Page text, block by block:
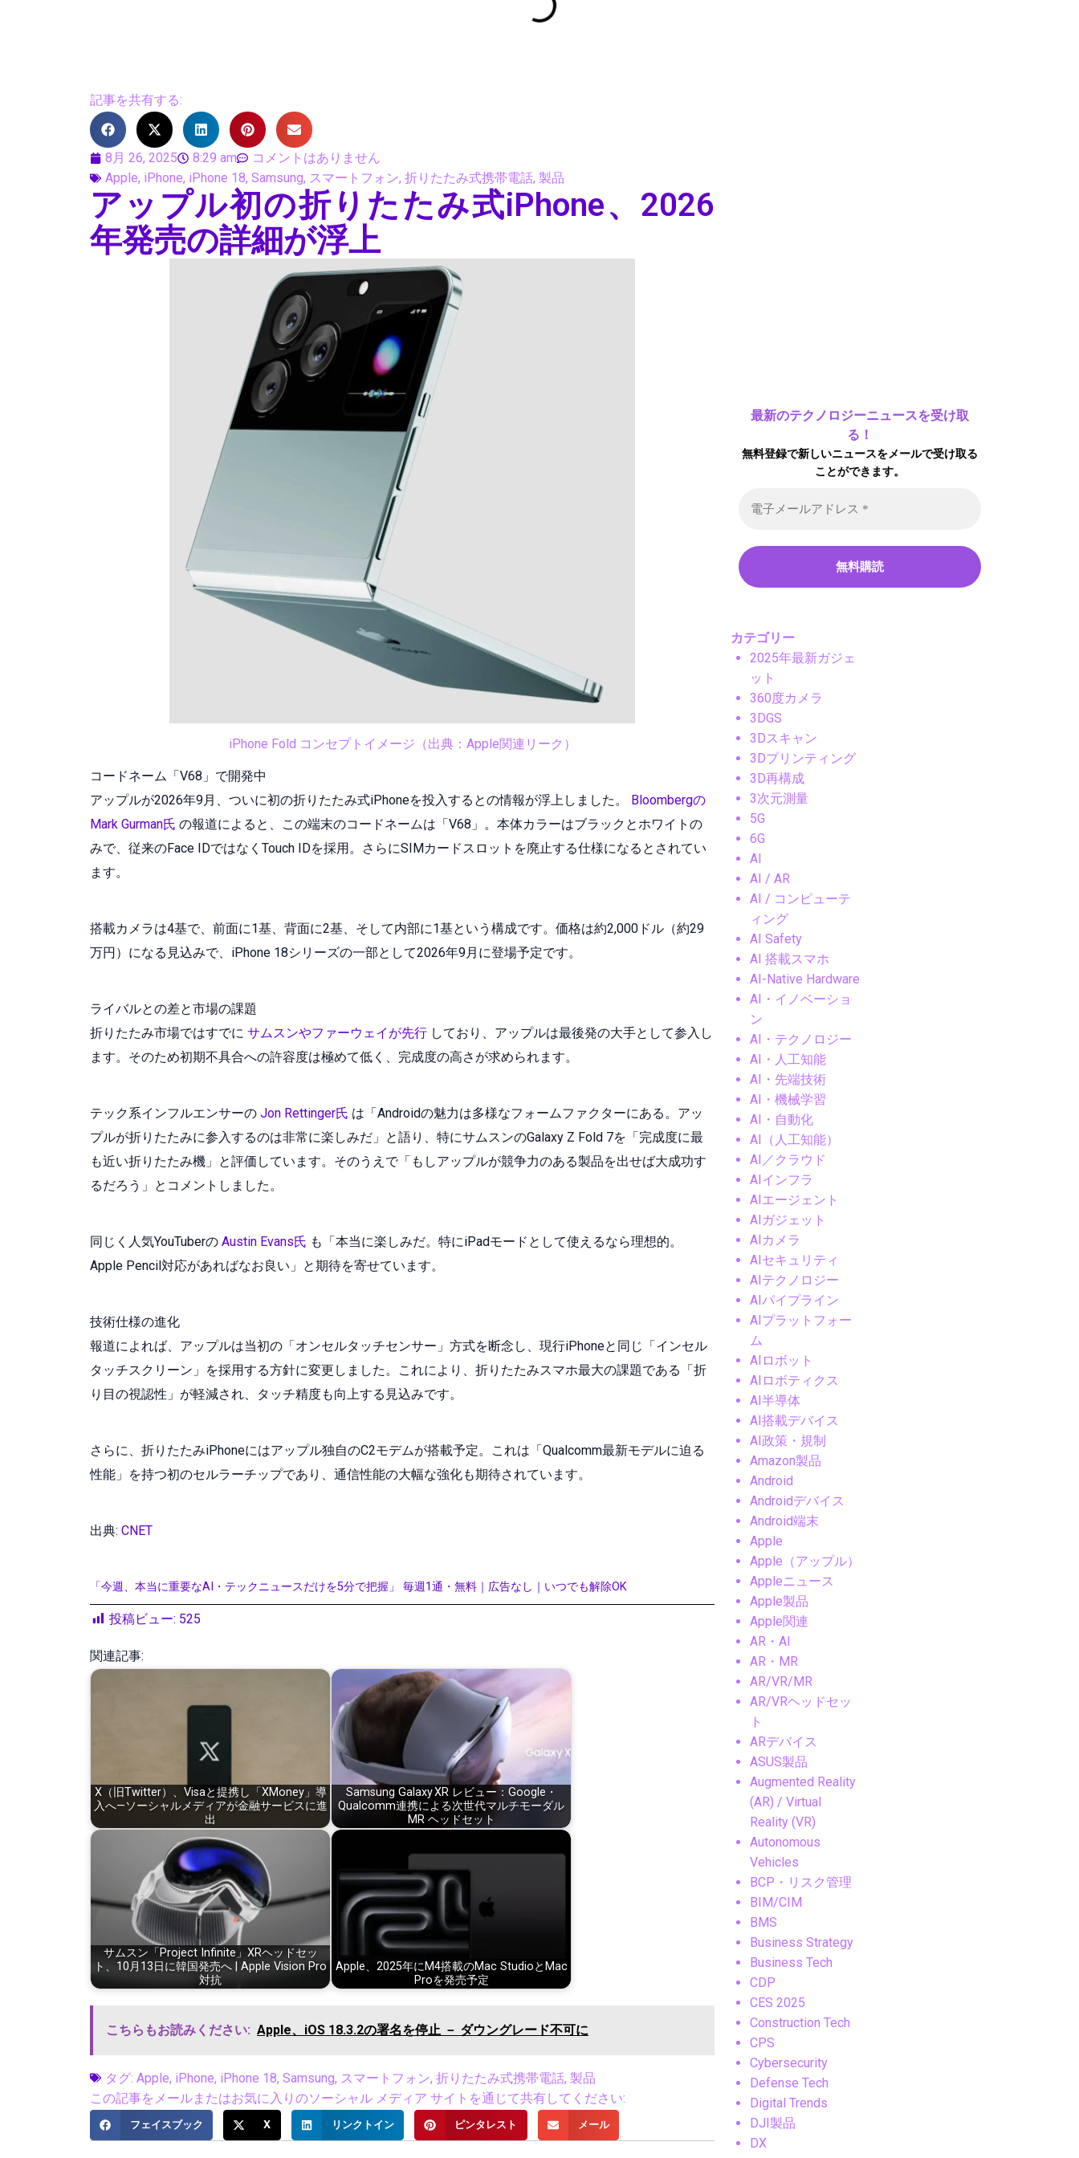
記事を共有する:
8月 26, 2025 8:29 am
コメントはありません
Apple, iPhone, iPhone 18, Samsung, スマートフォン, 折りたたみ式携帯電話, 製品
アップル初の折りたたみ式iPhone、2026
年発売の詳細が浮上
iPhone Fold コンセプトイメージ（出典：Apple関連リーク）
コードネーム「V68」で開発中
アップルが2026年9月、ついに初の折りたたみ式iPhoneを投入するとの情報が浮上しました。 Bloombergの
Mark Gurman氏 の報道によると、この端末のコードネームは「V68」。本体カラーはブラックとホワイトの
みで、従来のFace IDではなくTouch IDを採用。さらにSIMカードスロットを廃止する仕様になるとされてい
ます。
搭載カメラは4基で、前面に1基、背面に2基、そして内部に1基という構成です。価格は約2,000ドル（約29
万円）になる見込みで、iPhone 18シリーズの一部として2026年9月に登場予定です。
ライバルとの差と市場の課題
折りたたみ市場ではすでに サムスンやファーウェイが先行 しており、アップルは最後発の大手として参入し
ます。そのため初期不具合への許容度は極めて低く、完成度の高さが求められます。
テック系インフルエンサーの Jon Rettinger氏 は「Androidの魅力は多様なフォームファクターにある。アッ
プルが折りたたみに参入するのは非常に楽しみだ」と語り、特にサムスンのGalaxy Z Fold 7を「完成度に最
も近い折りたたみ機」と評価しています。そのうえで「もしアップルが競争力のある製品を出せば大成功す
るだろう」とコメントしました。
同じく人気YouTuberの Austin Evans氏 も「本当に楽しみだ。特にiPadモードとして使えるなら理想的。
Apple Pencil対応があればなお良い」と期待を寄せています。
技術仕様の進化
報道によれば、アップルは当初の「オンセルタッチセンサー」方式を断念し、現行iPhoneと同じ「インセル
タッチスクリーン」を採用する方針に変更しました。これにより、折りたたみスマホ最大の課題である「折
り目の視認性」が軽減され、タッチ精度も向上する見込みです。
さらに、折りたたみiPhoneにはアップル独自のC2モデムが搭載予定。これは「Qualcomm最新モデルに迫る
性能」を持つ初のセルラーチップであり、通信性能の大幅な強化も期待されています。
出典: CNET
「今週、本当に重要なAI・テックニュースだけを5分で把握」 毎週1通・無料｜広告なし｜いつでも解除OK
投稿ビュー: 525
関連記事:
X（旧Twitter）、Visaと提携し「XMoney」導
入へ—ソーシャルメディアが金融サービスに進
出
Samsung Galaxy XR レビュー：Google・
Qualcomm連携による次世代マルチモーダル
MR ヘッドセット
サムスン「Project Infinite」XRヘッドセッ
ト、10月13日に韓国発売へ | Apple Vision Pro
対抗
Apple、2025年にM4搭載のMac StudioとMac
Proを発売予定
こちらもお読みください: Apple、iOS 18.3.2の署名を停止 － ダウングレード不可に
タグ: Apple, iPhone, iPhone 18, Samsung, スマートフォン, 折りたたみ式携帯電話, 製品
この記事をメールまたはお気に入りのソーシャル メディア サイトを通じて共有してください:
フェイスブック X リンクトイン ピンタレスト メール
最新のテクノロジーニュースを受け取
る！
無料登録で新しいニュースをメールで受け取る
ことができます。
カテゴリー
2025年最新ガジェ
ット
360度カメラ
3DGS
3Dスキャン
3Dプリンティング
3D再構成
3次元測量
5G
6G
AI
AI / AR
AI / コンピューテ
ィング
AI Safety
AI 搭載スマホ
AI-Native Hardware
AI・イノベーショ
ン
AI・テクノロジー
AI・人工知能
AI・先端技術
AI・機械学習
AI・自動化
AI（人工知能）
AI／クラウド
AIインフラ
AIエージェント
AIガジェット
AIカメラ
AIセキュリティ
AIテクノロジー
AIパイプライン
AIプラットフォー
ム
AIロボット
AIロボティクス
AI半導体
AI搭載デバイス
AI政策・規制
Amazon製品
Android
Androidデバイス
Android端末
Apple
Apple（アップル）
Appleニュース
Apple製品
Apple関連
AR・AI
AR・MR
AR/VR/MR
AR/VRヘッドセッ
ト
ARデバイス
ASUS製品
Augmented Reality
(AR) / Virtual
Reality (VR)
Autonomous
Vehicles
BCP・リスク管理
BIM/CIM
BMS
Business Strategy
Business Tech
CDP
CES 2025
Construction Tech
CPS
Cybersecurity
Defense Tech
Digital Trends
DJI製品
DX